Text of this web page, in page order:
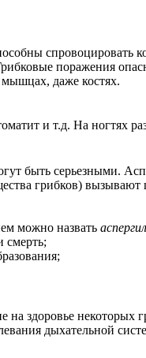
спровоцировать
поражения
даже костях.
и т.д. На ногтях
быть серьезными.
грибков) вызывают
можно назвать
смерть;
здоровье некоторых
дыхательной